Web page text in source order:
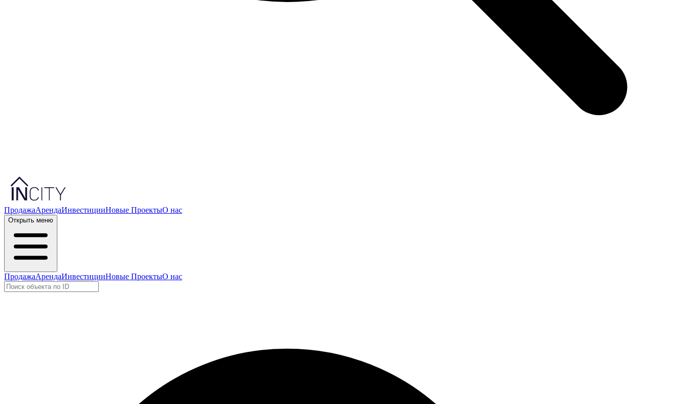
ПродажаАрендаИнвестицииНовые ПроектыО нас
Открыть меню
ПродажаАрендаИнвестицииНовые ПроектыО нас